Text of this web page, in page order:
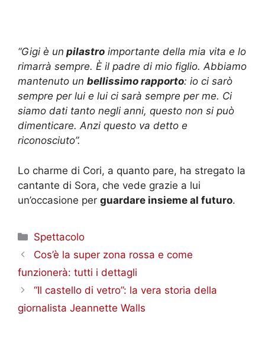
“Gigi è un pilastro importante della mia vita e lo
rimarrà sempre. È il padre di mio figlio. Abbiamo
mantenuto un bellissimo rapporto: io ci sarò
sempre per lui e lui ci sarà sempre per me. Ci
siamo dati tanto negli anni, questo non si può
dimenticare. Anzi questo va detto e
riconosciuto”.
Lo charme di Cori, a quanto pare, ha stregato la
cantante di Sora, che vede grazie a lui
un’occasione per guardare insieme al futuro.
Categorie
Spettacolo
Cos’è la super zona rossa e come
funzionerà: tutti i dettagli
“Il castello di vetro”: la vera storia della
giornalista Jeannette Walls